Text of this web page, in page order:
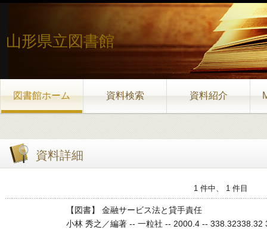
山形県立図書館
図書館ホーム 資料検索 資料紹介
資料詳細
1 件中、 1 件目
【図書】 金融サービス法と貸手責任
小林 秀之／編著 -- 一粒社 -- 2000.4 -- 338.32338.32